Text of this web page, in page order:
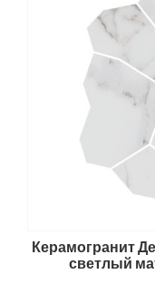
Керамогранит
светлый